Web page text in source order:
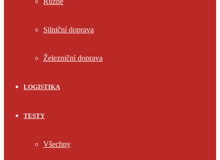
Silniční doprava
Železniční doprava
LOGISTIKA
TESTY
Všechny